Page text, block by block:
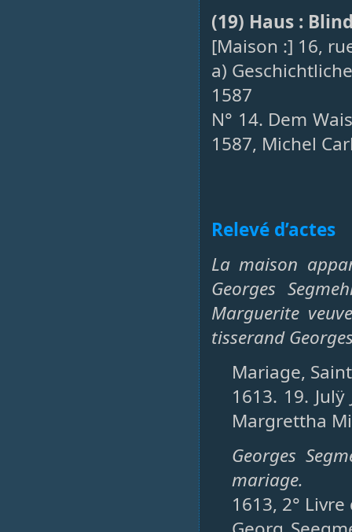
(19) Haus :
[Maison :] 16,
a)
1587
N° 14. Dem
1587, Michel
Relevé d’actes
La maison
Georges
Marguerite
tisserand
Mariage,
1613. 19.
Margrettha
Georges
mariage.
1613, 2°